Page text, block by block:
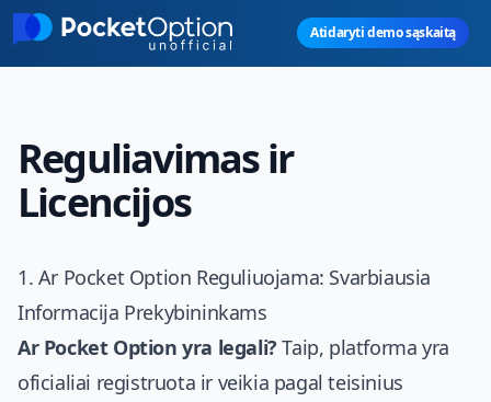
Skip to main content
Atidaryti demo sąskaitą
Reguliavimas ir
Licencijos
1. Ar Pocket Option Reguliuojama: Svarbiausia
Informacija Prekybininkams
Ar Pocket Option yra legali? Taip, platforma yra
oficialiai registruota ir veikia pagal teisinius